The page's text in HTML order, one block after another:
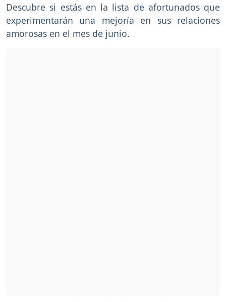
Descubre si estás en la lista de afortunados que
experimentarán una mejoría en sus relaciones
amorosas en el mes de junio.